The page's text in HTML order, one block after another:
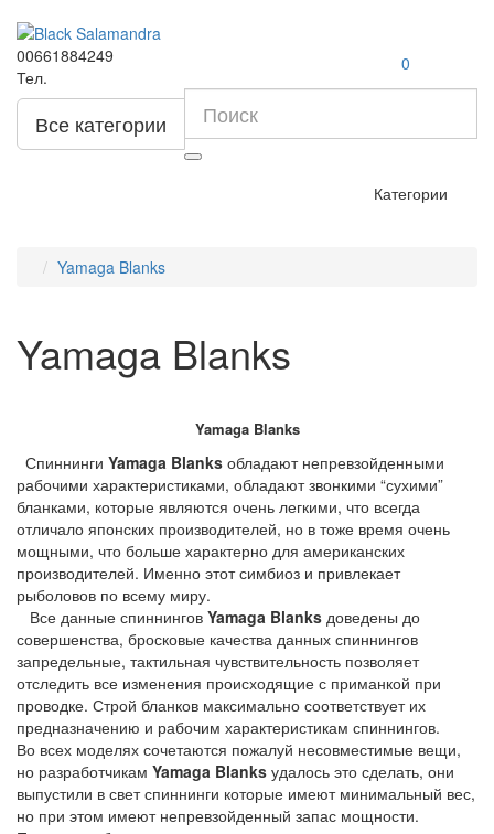
00661884249
Тел.
0
Все категории
Категории
Yamaga Blanks
Yamaga Blanks
Yamaga Blanks
Спиннинги Yamaga Blanks обладают непревзойденными
рабочими характеристиками, обладают звонкими “сухими”
бланками, которые являются очень легкими, что всегда
отличало японских производителей, но в тоже время очень
мощными, что больше характерно для американских
производителей. Именно этот симбиоз и привлекает
рыболовов по всему миру.
Все данные спиннингов Yamaga Blanks доведены до
совершенства, бросковые качества данных спиннингов
запредельные, тактильная чувствительность позволяет
отследить все изменения происходящие с приманкой при
проводке. Строй бланков максимально соответствует их
предназначению и рабочим характеристикам спиннингов.
Во всех моделях сочетаются пожалуй несовместимые вещи,
но разработчикам Yamaga Blanks удалось это сделать, они
выпустили в свет спиннинги которые имеют минимальный вес,
но при этом имеют непревзойденный запас мощности.